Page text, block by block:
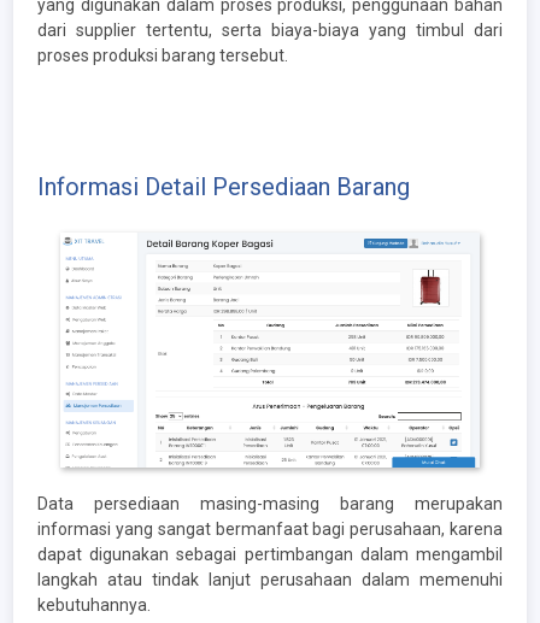
yang digunakan dalam proses produksi, penggunaan bahan
dari supplier tertentu, serta biaya-biaya yang timbul dari
proses produksi barang tersebut.
Informasi Detail Persediaan Barang
Data persediaan masing-masing barang merupakan
informasi yang sangat bermanfaat bagi perusahaan, karena
dapat digunakan sebagai pertimbangan dalam mengambil
langkah atau tindak lanjut perusahaan dalam memenuhi
kebutuhannya.